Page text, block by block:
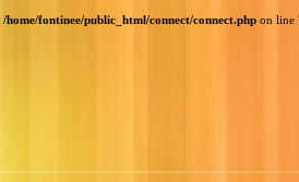
/home/fontinee/public_html/connect/connect.php on line